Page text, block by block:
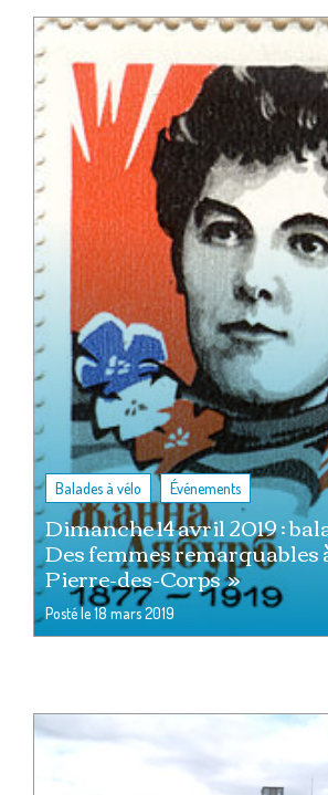
Balades à vélo , Événements
Dimanche 14 avril 2019 :
Des femmes remarquables
Pierre-des-Corps »
Posté le18 mars 2019